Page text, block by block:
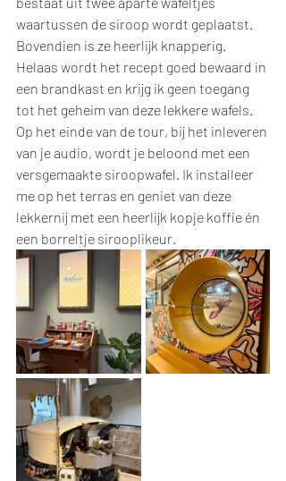
waartussen de siroop wordt geplaatst.
Bovendien is ze heerlijk knapperig.
Helaas wordt het recept goed bewaard in
een brandkast en krijg ik geen toegang
tot het geheim van deze lekkere wafels.
Op het einde van de tour, bij het inleveren
van je audio, wordt je beloond met een
versgemaakte siroopwafel. Ik installeer
me op het terras en geniet van deze
lekkernij met een heerlijk kopje koffie én
een borreltje sirooplikeur.